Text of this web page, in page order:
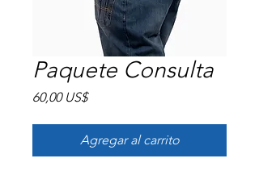
Paquete Consulta
60,00 US$Precio
Agregar al carrito